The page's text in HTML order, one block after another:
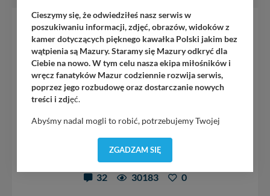
Port PTTK Wilkasy
jez. Niegocin / Wilkasy
Port usytuowany jest na zachodnim brzegu jeziora
Niegocin i podobnie jak wcześniej opisywany port posiada
pełną bazę mediów dla jachtów i jachtów motorowych.
+ 21
32
30183 0
Cieszymy się, że odwiedziłeś nasz serwis w
poszukiwaniu informacji, zdjęć, obrazów, widoków z
kamer dotyczących pięknego kawałka Polski jakim bez
wątpienia są Mazury. Staramy się Mazury odkryć dla
Ciebie na nowo. W tym celu nasza ekipa miłośników i
wręcz fanatyków Mazur codziennie rozwija serwis,
poprzez jego rozbudowę oraz dostarczanie nowych
treści i zdjęć.
Abyśmy nadal mogli to robić, potrzebujemy Twojej
dostosować do Twoich preferencji. Twoje dane (w tym
pliki cookies) będą zapisywane w celu usprawnienia
wyszukania, ulubione miejsca, logowania, itp).
ZGADZAM SIĘ